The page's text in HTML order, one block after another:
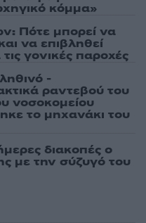
κόμμα»
Πότε μπορεί να
να επιβληθεί
γονικές παροχές
-
ραντεβού του
νοσοκομείου
το μηχανάκι του
διακοπές ο
με την σύζυγό του